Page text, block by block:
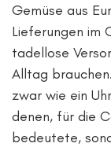
Gemüse aus
Lieferungen im
tadellose
Alltag
zwar wie ein
denen, für die
bedeutete,